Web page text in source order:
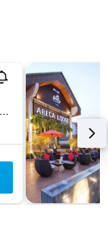
33/47-48-49 ม.10 ซ.ไดอาน่า อินน์, พัทยา, ประเทศไทย